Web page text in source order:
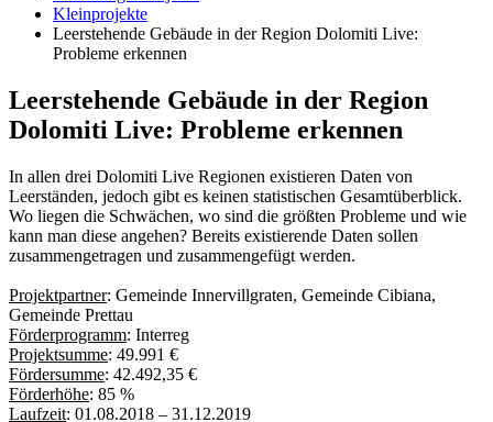
Kleinprojekte
Leerstehende Gebäude in der Region Dolomiti Live:
Probleme erkennen
Leerstehende Gebäude in der Region
Dolomiti Live: Probleme erkennen
In allen drei Dolomiti Live Regionen existieren Daten von
Leerständen, jedoch gibt es keinen statistischen Gesamtüberblick.
Wo liegen die Schwächen, wo sind die größten Probleme und wie
kann man diese angehen? Bereits existierende Daten sollen
zusammengetragen und zusammengefügt werden.
Projektpartner: Gemeinde Innervillgraten, Gemeinde Cibiana,
Gemeinde Prettau
Förderprogramm: Interreg
Projektsumme: 49.991 €
Fördersumme: 42.492,35 €
Förderhöhe: 85 %
Laufzeit: 01.08.2018 – 31.12.2019